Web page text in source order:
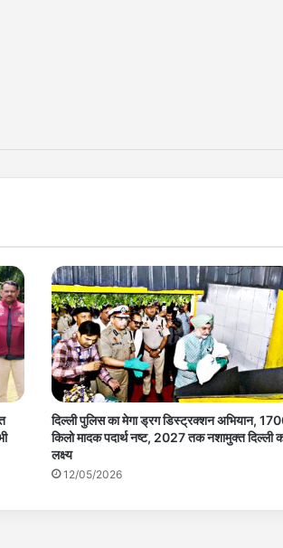
दिल्ली पुलिस का मेगा ड्रग डिस्ट्रक्शन अभियान,
किलो मादक पदार्थ नष्ट, 2027 तक नशामुक्त दिल्ली
लक्ष्य
12/05/2026